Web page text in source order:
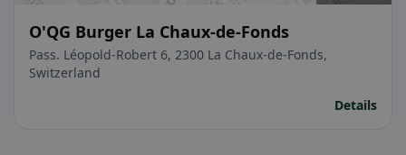
O'QG Burger La Chaux-de-Fonds
Pass. Léopold-Robert 6, 2300 La Chaux-de-Fonds,
Switzerland
Details